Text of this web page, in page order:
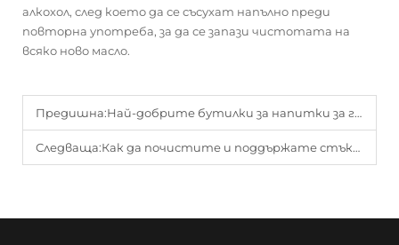
алкохол, след което да се съсухат напълно преди
повторна употреба, за да се запази чистотата на
всяко ново масло.
Предишна:Най-добрите бутилки за напитки за газирани напитки и сокове
Следваща:Как да почистите и поддържате стъклената си кана за кафе, за да я използвате по-дълго